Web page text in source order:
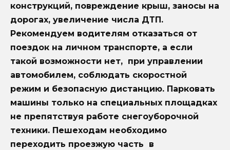
конструкций, повреждение крыш, заносы на
дорогах, увеличение числа ДТП.
Рекомендуем водителям отказаться от
поездок на личном транспорте, а если
такой возможности нет, при управлении
автомобилем, соблюдать скоростной
режим и безопасную дистанцию. Парковать
машины только на специальных площадках
не препятствуя работе снегоуборочной
техники. Пешеходам необходимо
переходить проезжую часть в